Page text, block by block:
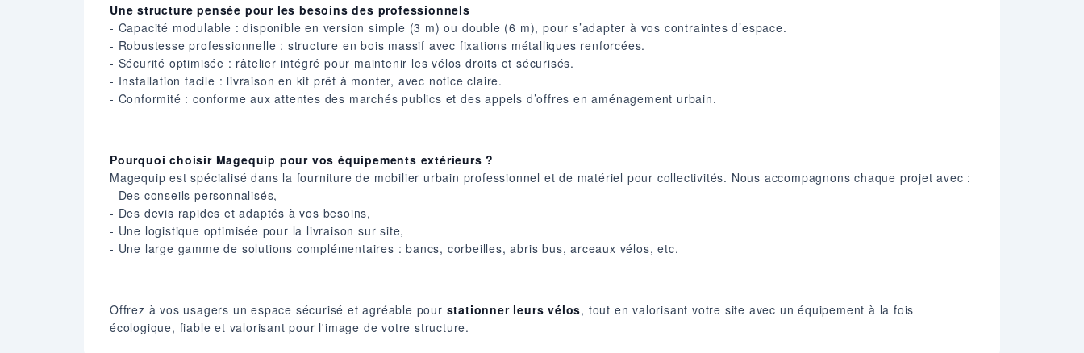
Une structure pensée pour les besoins des professionnels
- Capacité modulable : disponible en version simple (3 m) ou double (6 m), pour s’adapter à vos contraintes d’espace.
- Robustesse professionnelle : structure en bois massif avec fixations métalliques renforcées.
- Sécurité optimisée : râtelier intégré pour maintenir les vélos droits et sécurisés.
- Installation facile : livraison en kit prêt à monter, avec notice claire.
- Conformité : conforme aux attentes des marchés publics et des appels d’offres en aménagement urbain.
Pourquoi choisir Magequip pour vos équipements extérieurs ?
Magequip est spécialisé dans la fourniture de mobilier urbain professionnel et de matériel pour collectivités. Nous accompagnons chaque projet avec :
- Des conseils personnalisés,
- Des devis rapides et adaptés à vos besoins,
- Une logistique optimisée pour la livraison sur site,
- Une large gamme de solutions complémentaires : bancs, corbeilles, abris bus, arceaux vélos, etc.
Offrez à vos usagers un espace sécurisé et agréable pour stationner leurs vélos, tout en valorisant votre site avec un équipement à la fois
écologique, fiable et valorisant pour l'image de votre structure.